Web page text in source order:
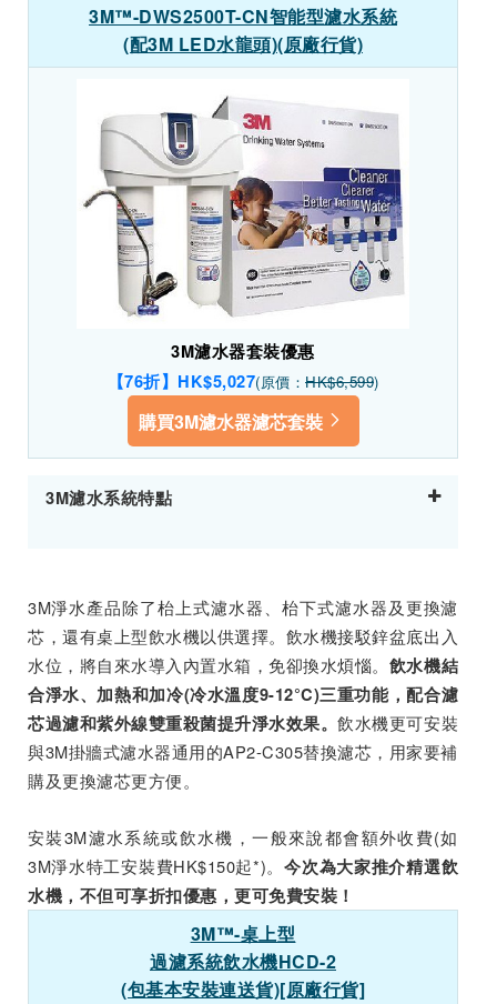
3M™-DWS2500T-CN智能型濾水系統
(配3M LED水龍頭)(原廠行貨)
3M濾水器套裝優惠
【76折】HK$5,027(原價： HK$6,599)
購買3M濾水器濾芯套裝
3M濾水系統特點
3M淨水產品除了枱上式濾水器、枱下式濾水器及更換濾
芯，還有桌上型飲水機以供選擇。飲水機接駁鋅盆底出入
水位，將自來水導入內置水箱，免卻換水煩惱。 飲水機結
合淨水、加熱和加冷(冷水溫度9-12°C)三重功能，配合濾
芯過濾和紫外線雙重殺菌提升淨水效果。飲水機更可安裝
與3M掛牆式濾水器通用的AP2-C305替換濾芯，用家要補
購及更換濾芯更方便。
安裝3M濾水系統或飲水機，一般來說都會額外收費(如
3M淨水特工安裝費HK$150起*)。今次為大家推介精選飲
水機，不但可享折扣優惠，更可免費安裝！
3M™-桌上型
過濾系統飲水機HCD-2
(包基本安裝連送貨)[原廠行貨]